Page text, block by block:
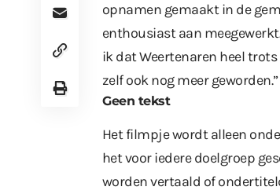
opnamen gemaakt in de
enthousiast aan
ik dat Weertenaren heel
zelf ook nog meer geworden.”
Geen tekst
Het filmpje wordt alleen
het voor iedere doelgroep
worden vertaald of